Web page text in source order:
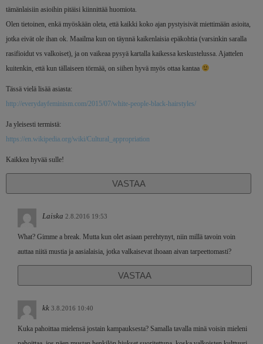
tämänlaisiin asioihin pitäisi kiinnittää huomiota.
Olen tietoinen, enkä myöskään oleta, että kaikki koko ajan pystyisivät miettimään asioita,
jotka eivät ole ihan ok. Maailma kun on täynnä kaikenlaisia epäkohtia (varsinkin saralla
rasifioidut vs valkoiset), ja on vaikeaa pysyä kartalla kaikessa keskustelussa. Ajattelen
kuitenkin, että kun tällaiseen törmää, on siihen hyvä myös ottaa kantaa
Tässä vielä lisää asiasta:
http://everydayfeminism.com/2015/07/white-people-black-hairstyles/
Ja yleisesti termistä:
https://en.wikipedia.org/wiki/Cultural_appropriation
Kaikkea hyvää sulle!
VASTAA
Laiska 2.8.2016 19:53
What? Gimme a break. Mutta kun olet asiaan perehtynyt, niin millä tavoin voin
auttaa niitä mustia ja aasialaisia, jotka valkaisevat ihoaan aivan tarpeettomasti?
VASTAA
kk 3.8.2016 10:40
Kuka pahoittaa mielensä jostain kampauksesta? Samalla tavalla minä voisin mieleni